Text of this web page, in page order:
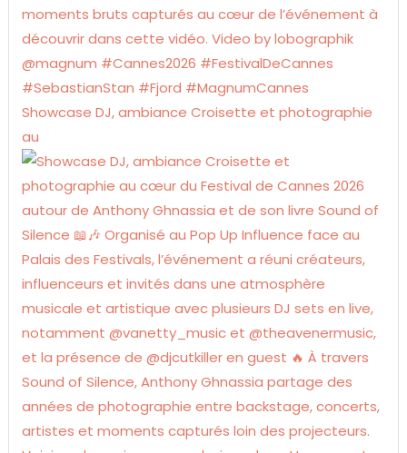
Showcase DJ, ambiance Croisette et photographie
au